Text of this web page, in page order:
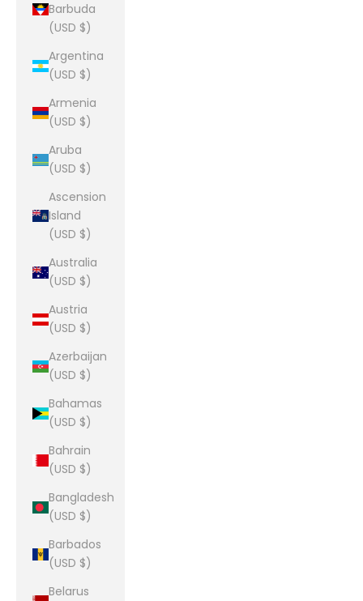
Barbuda
(USD $)
Argentina
(USD $)
Armenia
(USD $)
Aruba
(USD $)
Ascension
Island
(USD $)
Australia
(USD $)
Austria
(USD $)
Azerbaijan
(USD $)
Bahamas
(USD $)
Bahrain
(USD $)
Bangladesh
(USD $)
Barbados
(USD $)
Belarus